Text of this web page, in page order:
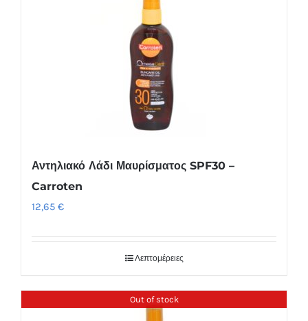
Αντηλιακό Λάδι Μαυρίσματος SPF30 –
Carroten
12,65 €
Λεπτομέρειες
Out of stock